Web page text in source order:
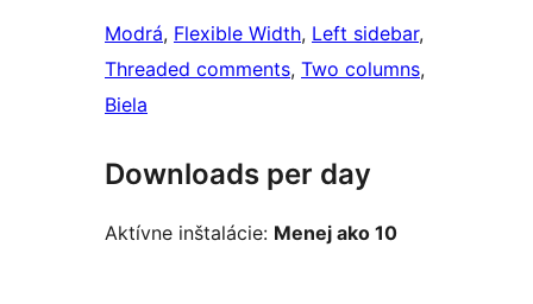
Modrá, Flexible Width, Left sidebar
Threaded comments, Two columns
Biela
Downloads per day
Aktívne inštalácie: Menej ako 10